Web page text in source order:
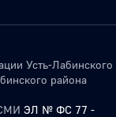
Усть-Лабинского
района
ЭЛ № ФС 77 -